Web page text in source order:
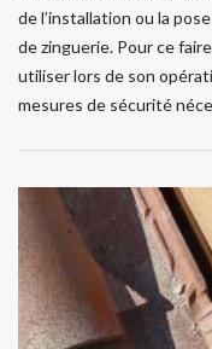
de l’installation ou la
de zinguerie. Pour ce
utiliser lors de son
mesures de sécurité